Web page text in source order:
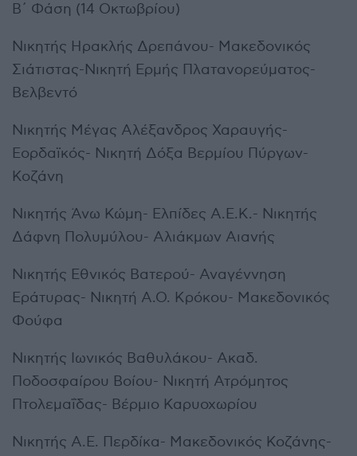
Β΄ Φάση (14 Οκτωβρίου)
Νικητής Ηρακλής Δρεπάνου- Μακεδονικός
Σιάτιστας-Νικητή Ερμής Πλατανορεύματος-
Βελβεντό
Νικητής Μέγας Αλέξανδρος Χαραυγής-
Εορδαϊκός- Νικητή Δόξα Βερμίου Πύργων-
Κοζάνη
Νικητής Άνω Κώμη- Ελπίδες Α.Ε.Κ.- Νικητής
Δάφνη Πολυμύλου- Αλιάκμων Αιανής
Νικητής Εθνικός Βατερού- Αναγέννηση
Εράτυρας- Νικητή Α.Ο. Κρόκου- Μακεδονικός
Φούφα
Νικητής Ιωνικός Βαθυλάκου- Ακαδ.
Ποδοσφαίρου Βοίου- Νικητή Ατρόμητος
Πτολεμαΐδας- Βέρμιο Καρυοχωρίου
Νικητής Α.Ε. Περδίκα- Μακεδονικός Κοζάνης-